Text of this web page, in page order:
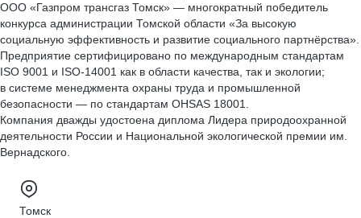
ООО «Газпром трансгаз Томск» — многократный победитель
конкурса администрации Томской области «За высокую
социальную эффективность и развитие социального партнёрства».
Предприятие сертифицировано по международным стандартам
ISO 9001 и ISO-14001 как в области качества, так и экологии;
в системе менеджмента охраны труда и промышленной
безопасности — по стандартам OHSAS 18001.
Компания дважды удостоена диплома Лидера природоохранной
деятельности России и Национальной экологической премии им.
Вернадского.
Томск